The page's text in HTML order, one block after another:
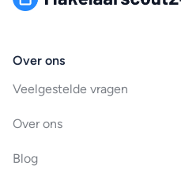
Over ons
Veelgestelde vragen
Over ons
Blog